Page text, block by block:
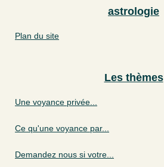
astrologie
Plan du site
Les thèmes
Une voyance privée...
Ce qu'une voyance par...
Demandez nous si votre...